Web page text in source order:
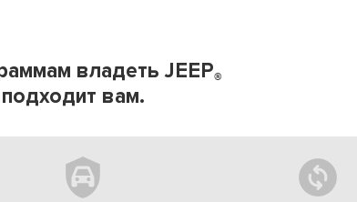
владеть JEEP®
вам.